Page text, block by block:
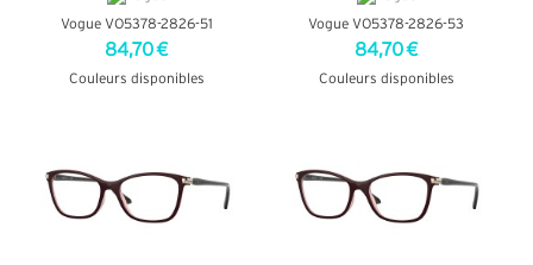
Vogue VO5378-2826-51
84,70 €
Couleurs disponibles
Vogue VO5378-2826-53
84,70 €
Couleurs disponibles